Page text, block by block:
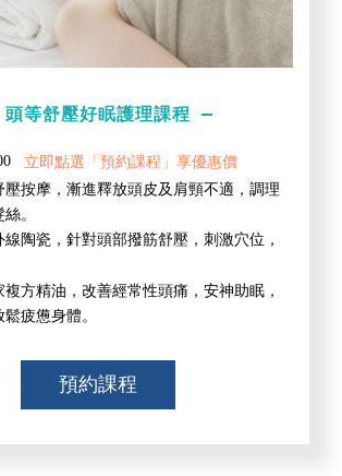
頭等舒壓好眠護理課程
立即點選「預約課程」享優惠價
按摩，漸進釋放頭皮及肩頸不適，調理
。
陶瓷，針對頭部撥筋舒壓，刺激穴位，
方精油，改善經常性頭痛，安神助眠，
疲憊身體。
預約課程